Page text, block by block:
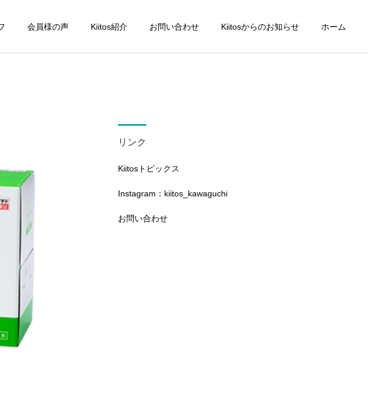
会員様の声 Kiitos紹介 お問い合わせ Kiitosからのお知らせ ホーム
リンク
Kiitosトピックス
Instagram：kiitos_kawaguchi
お問い合わせ